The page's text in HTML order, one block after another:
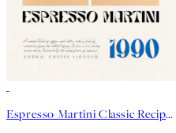
Espresso Martini Classic Recipe Plakát